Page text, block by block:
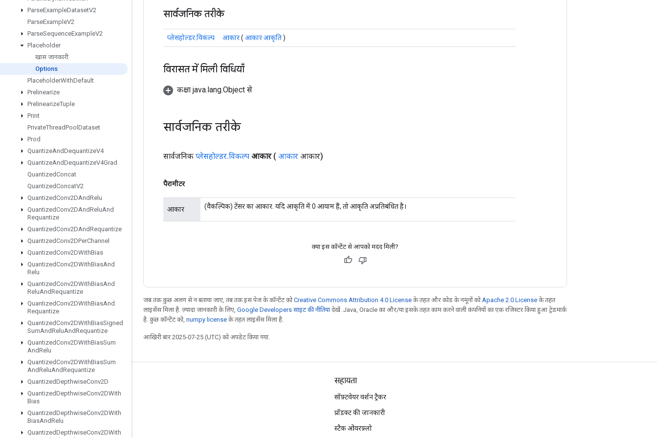
ParseExampleDatasetV2
ParseExampleV2
ParseSequenceExampleV2
Placeholder
खास जानकारी
Options
PlaceholderWithDefault
Prelinearize
PrelinearizeTuple
Print
PrivateThreadPool Dataset
Prod
QuantizeAndDequantizeV4
QuantizeAndDequantizeV4Grad
QuantizedConcat
QuantizedConcatV2
QuantizedConv2DAndRelu
QuantizedConv2DAndReluAnd
Requantize
QuantizedConv2DAndRequantize
QuantizedConv2DPerChannel
QuantizedConv2DWithBias
QuantizedConv2DWithBiasAnd
Relu
QuantizedConv2DWithBiasAnd
ReluAndRequantize
QuantizedConv2DWithBiasAnd
Requantize
QuantizedConv2DWithBiasSigned
SumAndReluAndRequantize
QuantizedConv2DWithBiasSum
AndRelu
QuantizedConv2DWithBiasSum
AndReluAndRequantize
QuantizedDepthwiseConv2D
QuantizedDepthwiseConv2DWith
Bias
QuantizedDepthwiseConv2DWith
BiasAndRelu
QuantizedDepthwiseConv2DWith
सार्वजनिक तरीके
प्लेसहोल्डर.विकल्प आकार( आकार आकृति)
विरासत में मिली विधियाँ
कक्षा java.lang.Object से
सार्वजनिक तरीके
सार्वजनिक प्लेसहोल्डर.विकल्प आकार ( आकार आकार)
पैरामीटर
आकार (वैकल्पिक) टेंसर का आकार. यदि आकृति में 0 आयाम हैं, तो आकृति अप्रतिबंधित है।
क्या इस कॉन्टेंट से आपको मदद मिली?
जब तक कुछ अलग से न बताया जाए, तब तक इस पेज के कॉन्टेंट कोCreative Commons Attribution 4.0 License के तहत और कोड के नमूनों को Apache 2.0 License के तहत
लाइसेंस मिला है. ज़्यादा जानकारी के लिए, Google Developers साइट की नीतियांदेखें. Java, Oracle का और/या इसके तहत काम करने वाली कंपनियों का एक रजिस्टर किया हुआ ट्रेडमार्क
है. कुछ कॉन्टेंट को, numpy license के तहत लाइसेंस मिला है.
आखिरी बार 2025-07-25 (UTC) को अपडेट किया गया.
जुड़े रहें
ब्लॉग
फ़ोरम
सहायता
सॉफ़्टवेयर वर्शन ट्रैकर
प्रॉडक्ट की जानकारी
स्टैक ओवरफ़्लो